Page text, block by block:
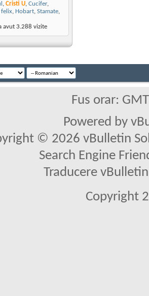
, Cristi U, Cucifer,
felix, Hobart, Stamate,
avut 3.288 vizite
Fus orar:
Powered by
© 2026 vBulletin
Search Engine
Traducere
Copyright